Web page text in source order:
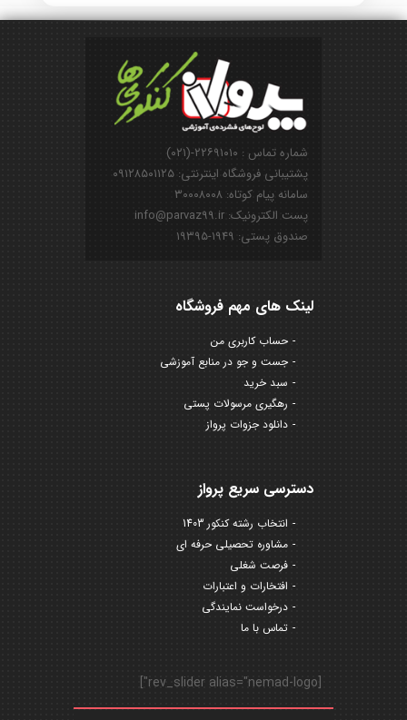
شماره تماس : ۲۲۶۹۱۰۱۰-(۰۲۱)
پشتیبانی فروشگاه اینترنتی: ۰۹۱۲۸۵۰۱۱۲۵
سامانه پیام کوتاه: ۳۰۰۰۸۰۰۸
پست الکترونیک: info@parvaz99.ir
صندوق پستی: ۱۹۴۹-۱۹۳۹۵
لینک های مهم فروشگاه
حساب کاربری من
جست و جو در منابع آموزشی
سبد خرید
رهگیری مرسولات پستی
دانلود جزوات پرواز
دسترسی سریع پرواز
انتخاب رشته کنکور 1403
مشاوره تحصیلی حرفه ای
فرصت شغلی
افتخارات و اعتبارات
درخواست نمایندگی
تماس با ما
[rev_slider alias="nemad-logo"]